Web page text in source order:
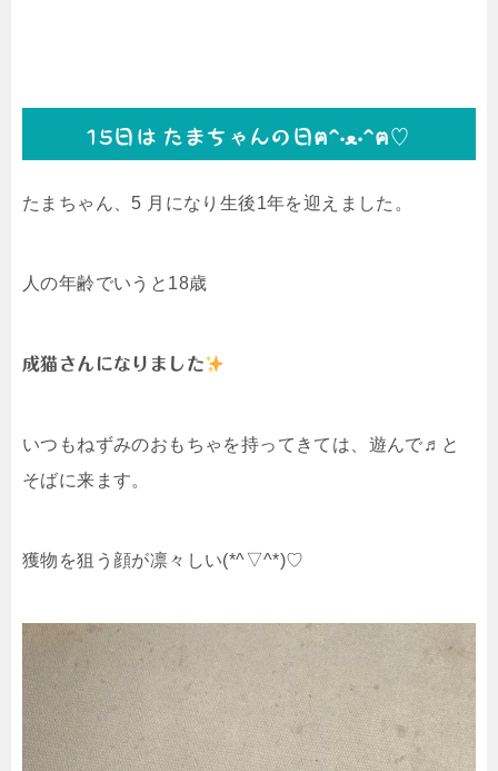
15日は たまちゃんの日ฅ^•ﻌ•^ฅ♡
たまちゃん、5 月になり生後1年を迎えました。
人の年齢でいうと18歳
成猫さんになりました
いつもねずみのおもちゃを持ってきては、遊んで♬と
そばに来ます。
獲物を狙う顔が凛々しい(*^▽^*)♡